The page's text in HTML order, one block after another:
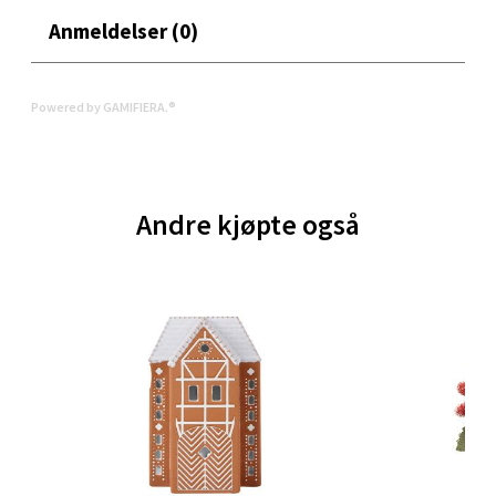
Anmeldelser (0)
Powered by GAMIFIERA.®
Andre kjøpte også
0 i butikk
Aunasenteret, Sunndalsvegen 3, 7340 Oppdal
Åpent i dag 10-19